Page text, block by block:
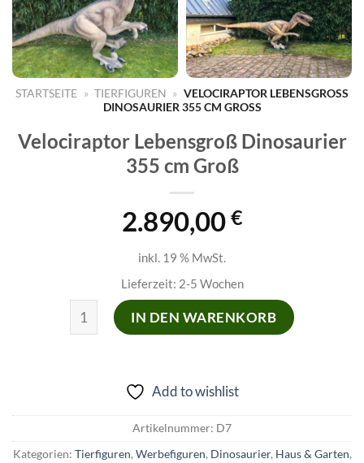
STARTSEITE » TIERFIGUREN » VELOCIRAPTOR LEBENSGROSS D
INOSAURIER 355 CM GROSS
Velociraptor Lebensgroß Dinosaurier
355 cm Groß
2.890,00 €
inkl. 19 % MwSt.
Lieferzeit: 2-5 Wochen
Velociraptor Lebensgroß Dinosaurier 355 cm Groß
IN DEN WARENKORB
Add to wishlist
Artikelnummer: D7
Kategorien: Tierfiguren, Werbefiguren, Dinosaurier, Haus & Garten,